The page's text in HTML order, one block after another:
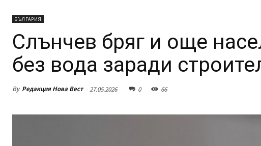
БЪЛГАРИЯ
Слънчев бряг и още
без вода заради
By Редакция Нова Вест 27.05.2026 0 66